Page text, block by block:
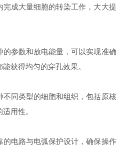
成大量细胞的转染工作，大大提
参数和放电能量，可以实现准确
获得均匀的穿孔效果。
同类型的细胞和组织，包括原核
用性。
电路与电弧保护设计，确保操作